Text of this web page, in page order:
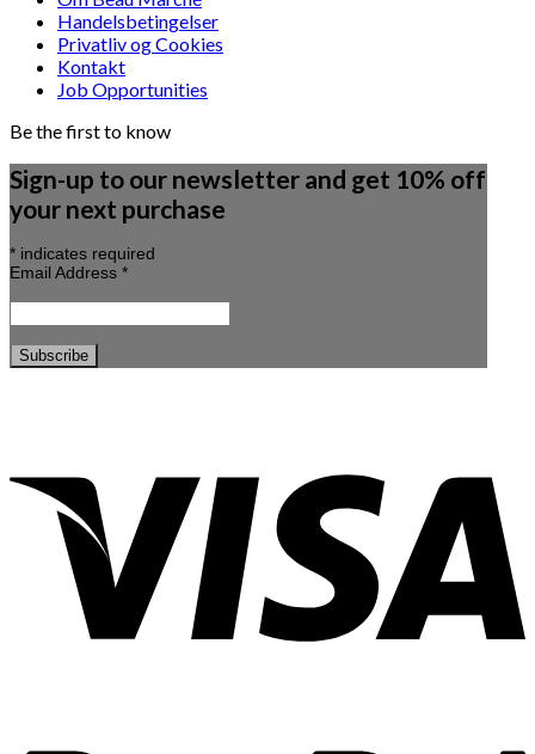
Handelsbetingelser
Privatliv og Cookies
Kontakt
Job Opportunities
Be the first to know
Sign-up to our newsletter and get 10% off
your next purchase
* indicates required
Email Address *